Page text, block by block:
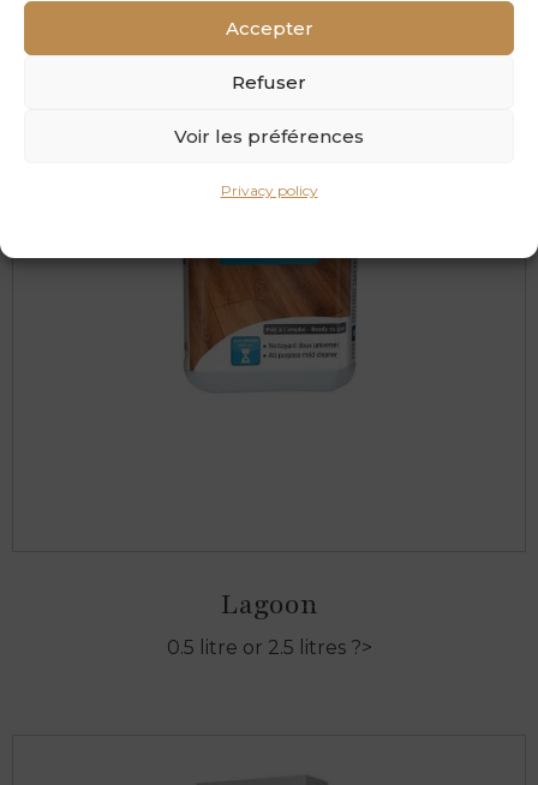
Accepter
Refuser
Voir les préférences
Privacy policy
Lagoon
0.5 litre or 2.5 litres ?>